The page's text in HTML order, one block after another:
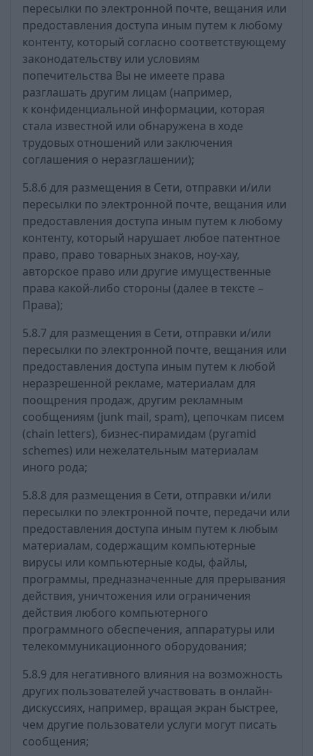
пересылки по электронной почте, вещания или
предоставления доступа иным путем к любому
контенту, который согласно соответствующему
законодательству или условиям
попечительства Вы не имеете права
разглашать другим лицам (например,
к конфиденциальной информации, которая
стала известной или обнаружена в ходе
трудовых отношений или заключения
соглашения о неразглашении);
5.8.6 для размещения в Сети, отправки и/или
пересылки по электронной почте, вещания или
предоставления доступа иным путем к любому
контенту, который нарушает любое патентное
право, право товарных знаков, ноу-хау,
авторское право или другие имущественные
права какой-либо стороны (далее в тексте –
Права);
5.8.7 для размещения в Сети, отправки и/или
пересылки по электронной почте, вещания или
предоставления доступа иным путем к любой
неразрешенной рекламе, материалам для
поощрения продаж, другим рекламным
сообщениям (junk mail, spam), цепочкам писем
(chain letters), бизнес-пирамидам (pyramid
schemes) или нежелательным материалам
иного рода;
5.8.8 для размещения в Сети, отправки и/или
пересылки по электронной почте, передачи или
предоставления доступа иным путем к любым
материалам, содержащим компьютерные
вирусы или компьютерные коды, файлы,
программы, предназначенные для прерывания
действия, уничтожения или ограничения
действия любого компьютерного
программного обеспечения, аппаратуры или
телекоммуникационного оборудования;
5.8.9 для негативного влияния на возможность
других пользователей участвовать в онлайн-
дискуссиях, например, вращая экран быстрее,
чем другие пользователи услуги могут писать
сообщения;